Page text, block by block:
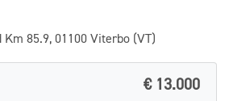
Km 85.9, 01100 Viterbo (VT)
€ 13.000